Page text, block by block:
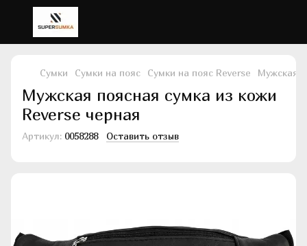
Сумки Сумки на пояс Сумки на пояс Reverse Мужская
Мужская поясная сумка из кожи
Reverse черная
Артикул: 0058288 Оставить отзыв